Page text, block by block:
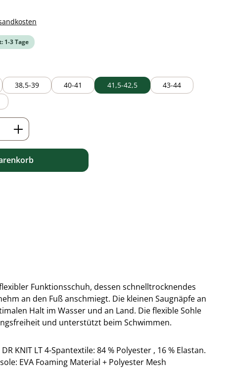
1-3 Tage
verfügbar.)
38,5-39 40-41 41,5-42,5
43-44
den gewünschten Wert ein oder
Funktionsschuh, dessen schnelltrocknendes
an den Fuß anschmiegt. Die kleinen Saugnäpfe an
Halt im Wasser und an Land. Die flexible Sohle
und unterstützt beim Schwimmen.
KNIT LT 4-Spantextile: 84 % Polyester , 16 % Elastan.
EVA Foaming Material + Polyester Mesh